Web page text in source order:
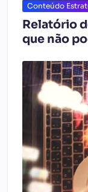
Conteúdo
Relatório
que não